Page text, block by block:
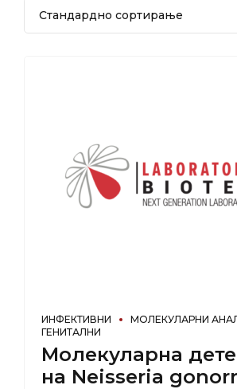
ИНФЕКТИВНИ МОЛЕКУЛАРНИ
ГЕНИТАЛНИ
Молекуларна
на Neisseria